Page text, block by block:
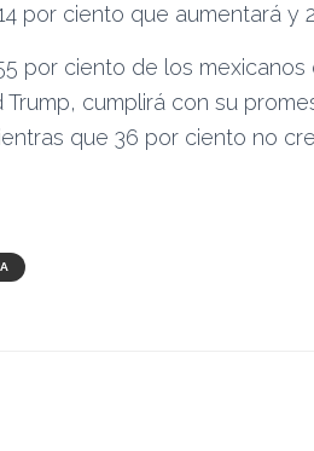
por ciento que aumentará y
por ciento de los
Trump, cumplirá con su
que 36 por ciento no